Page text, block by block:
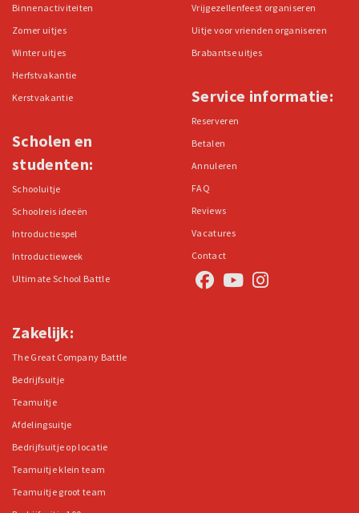
Binnenactiviteiten
Zomer uitjes
Winter uitjes
Herfstvakantie
Kerstvakantie
Scholen en
studenten:
Schooluitje
Schoolreis ideeën
Introductiespel
Introductieweek
Ultimate School Battle
Vrijgezellenfeest organiseren
Uitje voor vrienden organiseren
Brabantse uitjes
Service informatie:
Reserveren
Betalen
Annuleren
FAQ
Reviews
Vacatures
Contact
Zakelijk:
The Great Company Battle
Bedrijfsuitje
Teamuitje
Afdelingsuitje
Bedrijfsuitje op locatie
Teamuitje klein team
Teamuitje groot team